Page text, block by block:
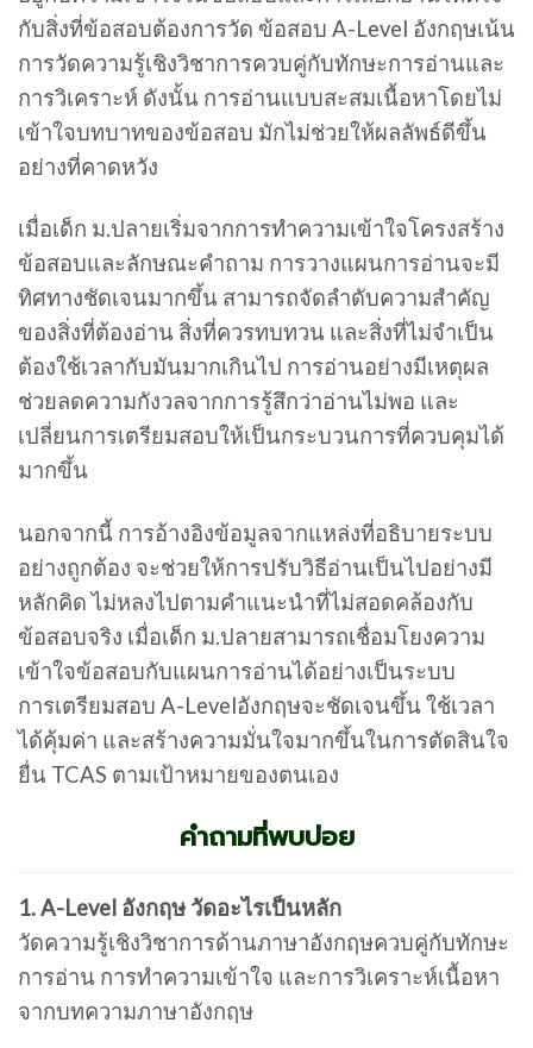
กับสิ่งที่ข้อสอบต้องการวัด ข้อสอบ A-Level อังกฤษเน้น
การวัดความรู้เชิงวิชาการควบคู่กับทักษะการอ่านและ
การวิเคราะห์ ดังนั้น การอ่านแบบสะสมเนื้อหาโดยไม่
เข้าใจบทบาทของข้อสอบ มักไม่ช่วยให้ผลลัพธ์ดีขึ้น
อย่างที่คาดหวัง
เมื่อเด็ก ม.ปลายเริ่มจากการทำความเข้าใจโครงสร้าง
ข้อสอบและลักษณะคำถาม การวางแผนการอ่านจะมี
ทิศทางชัดเจนมากขึ้น สามารถจัดลำดับความสำคัญ
ของสิ่งที่ต้องอ่าน สิ่งที่ควรทบทวน และสิ่งที่ไม่จำเป็น
ต้องใช้เวลากับมันมากเกินไป การอ่านอย่างมีเหตุผล
ช่วยลดความกังวลจากการรู้สึกว่าอ่านไม่พอ และ
เปลี่ยนการเตรียมสอบให้เป็นกระบวนการที่ควบคุมได้
มากขึ้น
นอกจากนี้ การอ้างอิงข้อมูลจากแหล่งที่อธิบายระบบ
อย่างถูกต้อง จะช่วยให้การปรับวิธีอ่านเป็นไปอย่างมี
หลักคิด ไม่หลงไปตามคำแนะนำที่ไม่สอดคล้องกับ
ข้อสอบจริง เมื่อเด็ก ม.ปลายสามารถเชื่อมโยงความ
เข้าใจข้อสอบกับแผนการอ่านได้อย่างเป็นระบบ
การเตรียมสอบ A-Levelอังกฤษจะชัดเจนขึ้น ใช้เวลา
ได้คุ้มค่า และสร้างความมั่นใจมากขึ้นในการตัดสินใจ
ยื่น TCAS ตามเป้าหมายของตนเอง
คำถามที่พบบ่อย
1. A-Level อังกฤษ วัดอะไรเป็นหลัก
วัดความรู้เชิงวิชาการด้านภาษาอังกฤษควบคู่กับทักษะ
การอ่าน การทำความเข้าใจ และการวิเคราะห์เนื้อหา
จากบทความภาษาอังกฤษ